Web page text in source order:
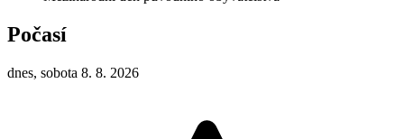
Počasí
dnes, sobota 8. 8. 2026